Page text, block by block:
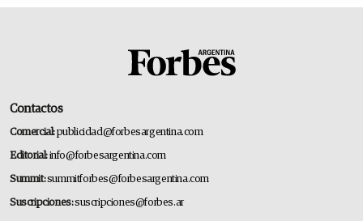
Contactos
Comercial:publicidad@forbesargentina.com
Editorial:info@forbesargentina.com
Summit:summitforbes@forbesargentina.com
Suscripciones:suscripciones@forbes.ar